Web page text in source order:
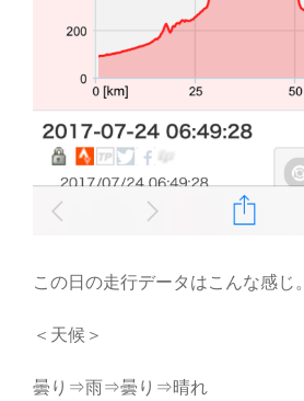
この日の走行データはこんな感じ。
＜天候＞
曇り⇒雨⇒曇り⇒晴れ